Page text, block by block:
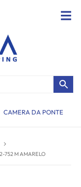
CAMERA DA PONTE
752 M AMARELO